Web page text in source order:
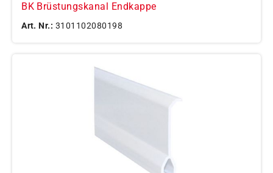
BK Brüstungskanal Endkappe
Art. Nr.: 3101102080198